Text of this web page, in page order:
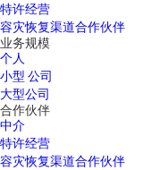
特许经营
容灾恢复渠道合作伙伴
业务规模
个人
小型 公司
大型公司
合作伙伴
中介
特许经营
容灾恢复渠道合作伙伴